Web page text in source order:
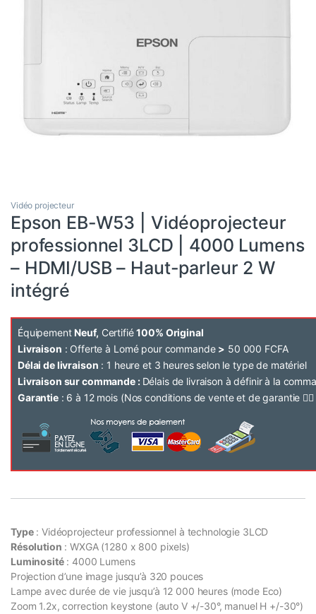
Vidéo projecteur
Epson EB-W53 | Vidéoprojecteur
professionnel 3LCD | 4000 Lumens
– HDMI/USB – Haut-parleur 2 W
intégré
Équipement Neuf, Certifié100% Original
Livraison : Offerte à Lomé pour commande > 50 000 FCFA
Délai de livraison : 1 heure et 3 heures selon le type de matériel
Livraison sur commande : Délais de livraison à définir à la
Garantie: 6 à 12 mois (Nos conditions de vente et de garantie 👉🏽
Type: Vidéoprojecteur professionnel à technologie 3LCD
Résolution : WXGA (1280 x 800 pixels)
Luminosité: 4000 Lumens
Projection d’une image jusqu’à 320 pouces
Lampe avec durée de vie jusqu’à 12 000 heures (mode Eco)
Zoom 1.2x, correction keystone (auto V +/-30°, manuel H +/-30°)